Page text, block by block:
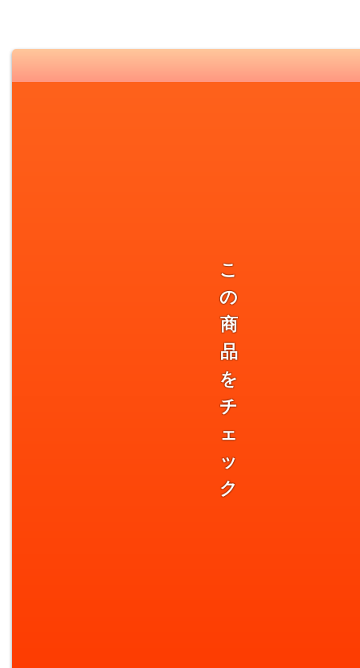
こ
の
商
品
を
チ
ェ
ッ
ク